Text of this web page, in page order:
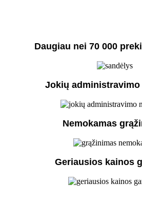
Daugiau nei 70 000
Jokių administravimo
Nemokamas
Geriausios kainos